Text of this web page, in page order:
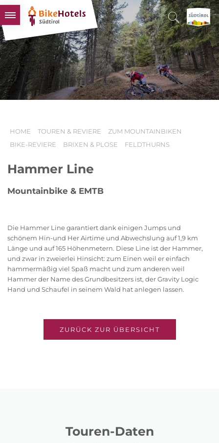
BIKEHOTELS
HOTELS & PAKETE
TOUREN & REVIERE
SÜDTIROL & WIR
HOME TOUREN & REVIERE
ZUM MOUNTAINBIKEN
BIKE-REVIERE
BRIXEN & PLOSE FELDTHURNS
Hammer Line
Mountainbike & EMTB
Die Hammer Line garantiert dank einigen Jumps und
schönem Hin-und Her Airtime und Abwechslung auf 1,9 km
Länge und auf 165 Höhenmetern. Diese Line ist der Hammer,
und zwar in zweierlei Hinsicht: zum Einen weil er einfach
hammermäßig viel Spaß macht und zum anderen weil
Hammer der Name des Grundbesitzers ist, der Gravity Logic
Hand und Schaufel in seinem Wald hat anlegen lassen.
ZURÜCK ZUR ÜBERSICHT
Touren-Daten